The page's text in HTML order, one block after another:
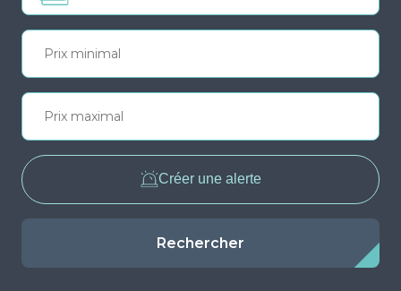
Créer une alerte
Rechercher